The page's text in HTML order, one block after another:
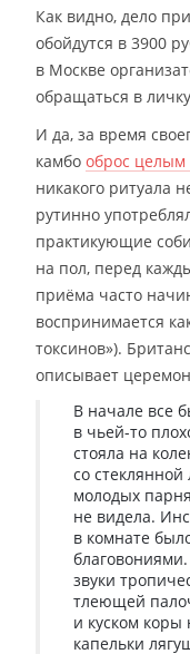
Как видно, дело
обойдутся в 3900
в Москве
обращаться в
И да, за время
камбо оброс целым
никакого ритуала
рутинно
практикующие
на пол, перед
приёма часто
воспринимается
токсинов»).
описывает
В начале все
в чьей-то
стояла на
со
молодых
не видела.
в комнате
звуки
тлеющей
и куском
капельки